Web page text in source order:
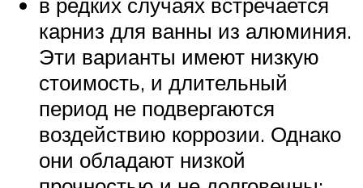
карниз для ванны из алюминия.
Эти варианты имеют низкую
стоимость, и длительный
период не подвергаются
воздействию коррозии. Однако
они обладают низкой